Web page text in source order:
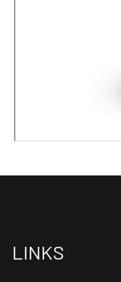
LINKS